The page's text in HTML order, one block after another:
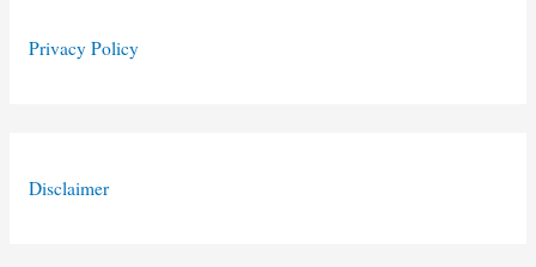
Privacy Policy
Disclaimer